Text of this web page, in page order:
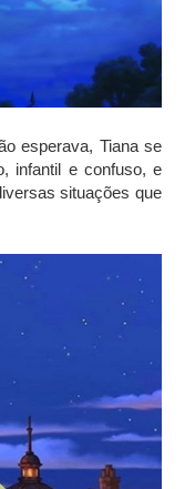
esperava, Tiana se
infantil e confuso, e
situações que